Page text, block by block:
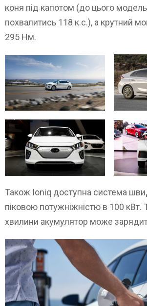
коня під капотом (до цього
похвалитись 118 к.с.), а крутний
295 Нм.
Також Ioniq доступна система
піковою потужніжністю в 100 кВт.
хвилини акумулятор може